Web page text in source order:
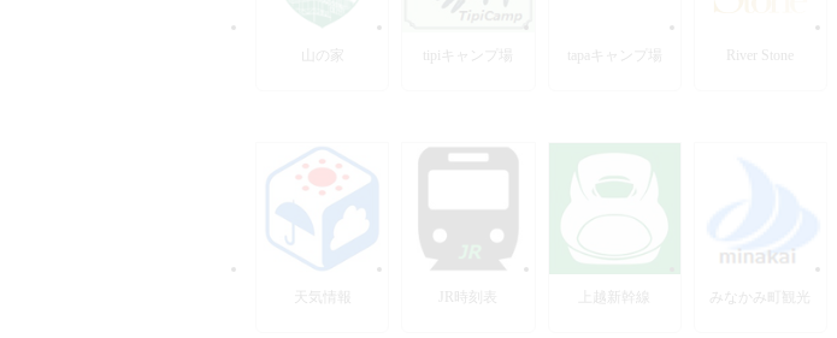
山の家 tipiキャンプ場 tapaキャンプ場 River Stone
天気情報 JR時刻表 みなかみ町観光